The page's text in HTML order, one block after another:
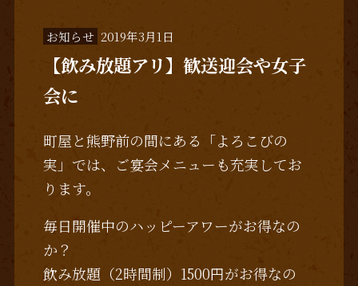
お知らせ 2019年3月1日
【飲み放題アリ】歓送迎会や女子
会に
町屋と熊野前の間にある「よろこびの
実」では、ご宴会メニューも充実してお
ります。
毎日開催中のハッピーアワーがお得なの
か？
飲み放題（2時間制）1500円がお得なの